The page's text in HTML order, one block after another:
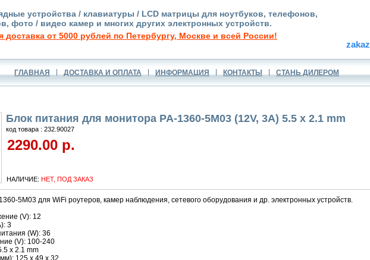
устройства / клавиатуры / LCD матрицы для ноутбуков, телефонов,
фото / видео камер и многих других электронных устройств.
доставка от 5000 рублей по Петербургу, Москве и всей России!
zakaz
ГЛАВНАЯ ДОСТАВКА И ОПЛАТА ИНФОРМАЦИЯ КОНТАКТЫ СТАНЬ ДИЛЕРОМ
Блок питания для монитора PA-1360-5M03 (12V, 3A) 5.5 x 2.1 mm
код товара : 232.90027
2290.00 р.
НАЛИЧИЕ: НЕТ, ПОД ЗАКАЗ
5M03 для WiFi роутеров, камер наблюдения, сетевого оборудования и др. электронных устройств.
(V): 12
3
(W): 36
(V): 100-240
x 2.1 mm
125 x 49 x 32